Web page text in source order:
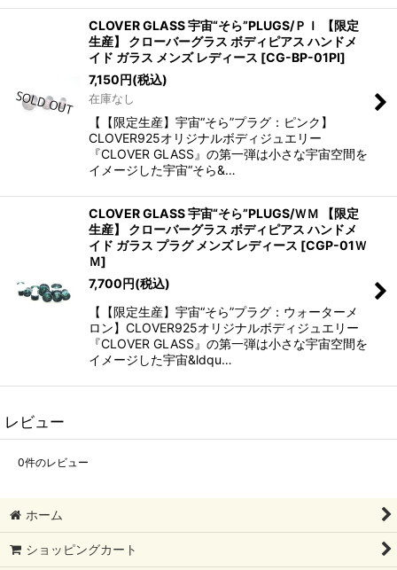
CLOVER GLASS 宇宙“そら”PLUGS/ＰＩ 【限定
生産】 クローバーグラス ボディピアス ハンドメ
イド ガラス メンズ レディース [CG-BP-01PI]
7,150円(税込)
在庫なし
【【限定生産】宇宙“そら”プラグ：ピンク】
CLOVER925オリジナルボディジュエリー
『CLOVER GLASS』の第一弾は小さな宇宙空間を
イメージした宇宙“そら&…
CLOVER GLASS 宇宙“そら”PLUGS/ＷＭ 【限定
生産】 クローバーグラス ボディピアス ハンドメ
イド ガラス プラグ メンズ レディース [CGP-01Ｗ
Ｍ]
7,700円(税込)
【【限定生産】宇宙“そら”プラグ：ウォーターメ
ロン】CLOVER925オリジナルボディジュエリー
『CLOVER GLASS』の第一弾は小さな宇宙空間を
イメージした宇宙&ldqu…
レビュー
0件のレビュー
ホーム
ショッピングカート